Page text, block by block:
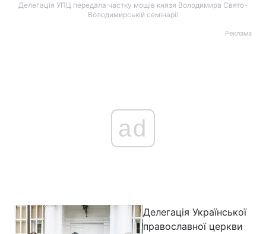
Делегація УПЦ передала частку мощів князя Володимира Свято-
Володимирській семінарії
Реклама
ad
Делегація Української
православної церкви